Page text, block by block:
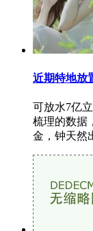
近期特地放
可放水7亿
梳理的数据
金，钟天然